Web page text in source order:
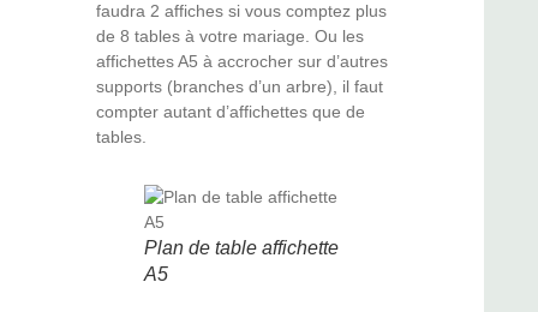
faudra 2 affiches si vous comptez plus
de 8 tables à votre mariage. Ou les
affichettes A5 à accrocher sur d’autres
supports (branches d’un arbre), il faut
compter autant d’affichettes que de
tables.
Plan de table affichette
A5